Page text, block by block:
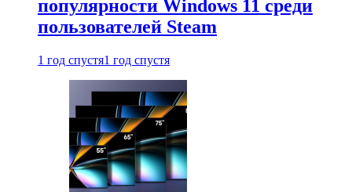
популярности Windows 11 среди
пользователей Steam
1 год спустя1 год спустя